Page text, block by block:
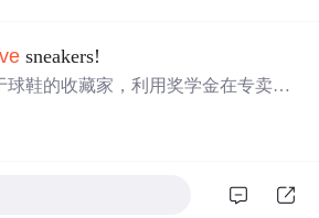
sneakers!
球鞋的收藏家，利用奖学金在专卖店